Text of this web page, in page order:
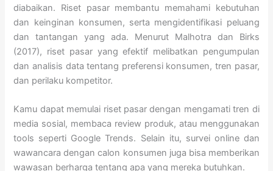
diabaikan. Riset pasar membantu memahami kebutuhan
dan keinginan konsumen, serta mengidentifikasi peluang
dan tantangan yang ada. Menurut Malhotra dan Birks
(2017), riset pasar yang efektif melibatkan pengumpulan
dan analisis data tentang preferensi konsumen, tren pasar,
dan perilaku kompetitor.
Kamu dapat memulai riset pasar dengan mengamati tren di
media sosial, membaca review produk, atau menggunakan
tools seperti Google Trends. Selain itu, survei online dan
wawancara dengan calon konsumen juga bisa memberikan
wawasan berharga tentang apa yang mereka butuhkan.